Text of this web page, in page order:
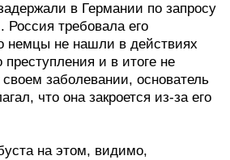
в Германии по запросу
Россия требовала его
немцы не нашли в действиях
и в итоге не
заболевании, основатель
что она закроется из-за его
на этом, видимо,